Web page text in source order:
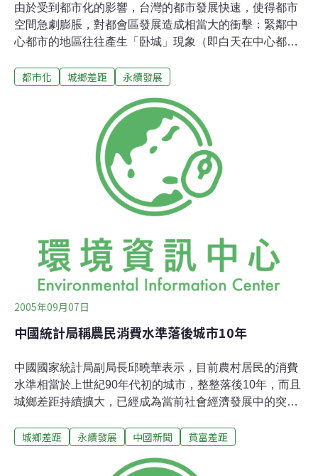
由於受到都市化的影響，台灣的都市發展快速，使得都市
空間急劇膨脹，對都會區發展造成相當大的衝擊：緊鄰中
心都市的地區往往產生「卧城」現象（即白天在中心都市
齡幼子的「中空鄉村」（即中壯人口外移的鄉村）。造成
人口外移，使得鄉村與都市保持著空間距離，因而也形成
生態隔離，從而在環保生態上反而達到某種正面效果。這
種現象不僅表現在空間層面，更影響到文化層面；中空鄉
村不僅存在著一定的空間特徵，更存在著一定的文化特
色。 理論上，中空鄉村的文化模式必定具有相當特色，而
鄉村傳統在面對都市化作出回應時，經由文化模式回饋給
地域空間便會形成地域性效果。因此在城鄉發展上便應充
發展，而是應追求具地域特色的「在地發展」，引導其發
展成爲永續鄉村。 鄉村的在地發展只有在保有其生活方
都市化 城鄉差距 永續發展
2005年09月07日
中國統計局稱農民消費水準落後城市10年
中國國家統計局副局長邱曉華表示，目前農村居民的消費
水準相當於上世紀90年代初的城市，整整落後10年，而且
城鄉差距持續擴大，已經成為當前社會經濟發展中的突出
城鄉差距 永續發展 中國新聞 貧富差距